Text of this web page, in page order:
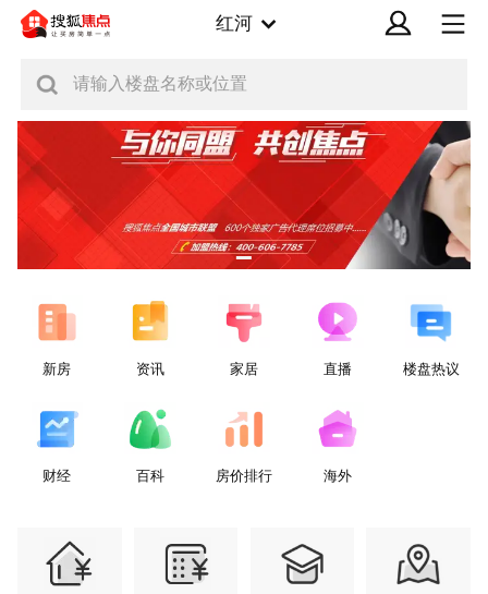
红河
请输入楼盘名称或位置
新房 资讯 家居 直播 楼盘热议
财经 百科 房价排行 海外